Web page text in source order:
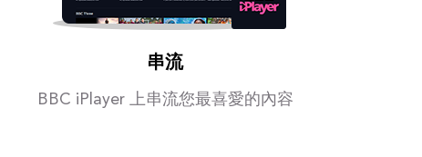
串流
BBC iPlayer 上串流您最喜愛的內容